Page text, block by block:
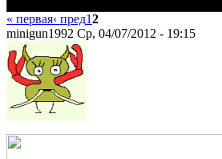
« первая‹ пред12
minigun1992 Ср, 04/07/2012 - 19:15